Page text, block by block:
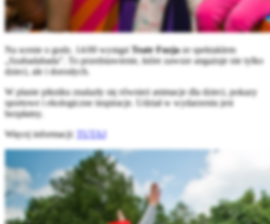
Na scenie o godz. 14:00 wystąpi Teatr Fuzjaze spektaklem
„Szabadabada”. To przedstawienie, które zawsze angażuje nie tylko
dzieci, ale i dorosłych.
W planie pikniku znalazły się również animacje dla dzieci, pokazy
sportowe i ekologiczne inspiracje. Udział w wydarzeniu jest
bezpłatny.
Więcej informacji:
TUTAJ